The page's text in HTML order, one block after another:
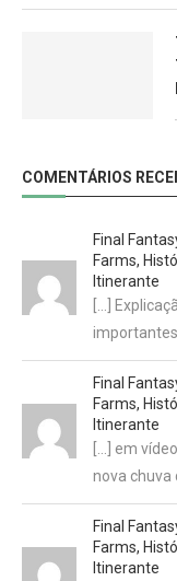
COMENTÁRIOS
Final
Farms,
Itinerante
[…]
importantes
Final
Farms,
Itinerante
[…] em
nova chuva
Final
Farms,
Itinerante